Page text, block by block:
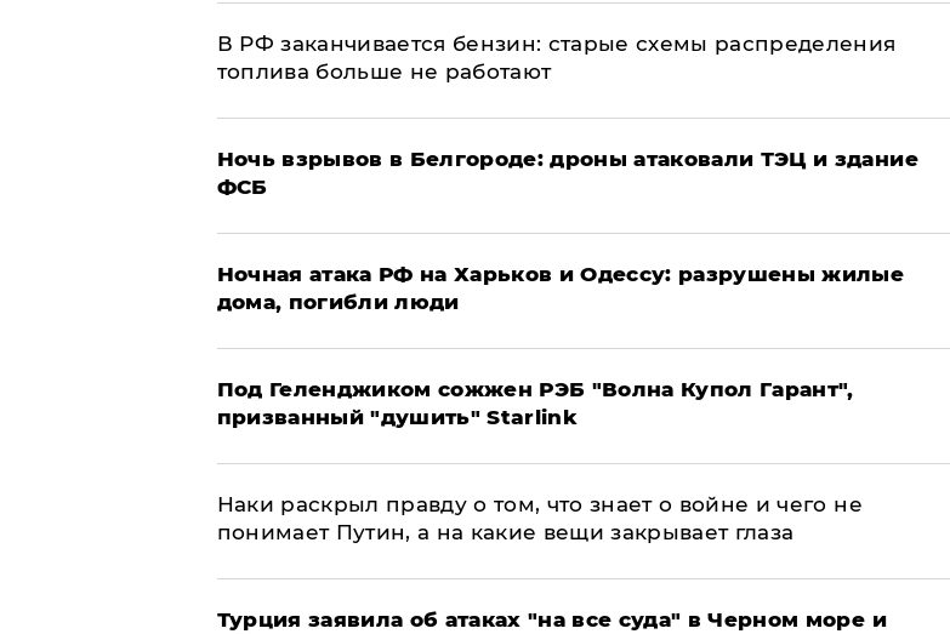
​В РФ заканчивается бензин: старые схемы распределения
топлива больше не работают
​Ночь взрывов в Белгороде: дроны атаковали ТЭЦ и здание
ФСБ
​Ночная атака РФ на Харьков и Одессу: разрушены жилые
дома, погибли люди
Под Геленджиком сожжен РЭБ "Волна Купол Гарант",
призванный "душить" Starlink
Наки раскрыл правду о том, что знает о войне и чего не
понимает Путин, а на какие вещи закрывает глаза
Турция заявила об атаках "на все суда" в Черном море и